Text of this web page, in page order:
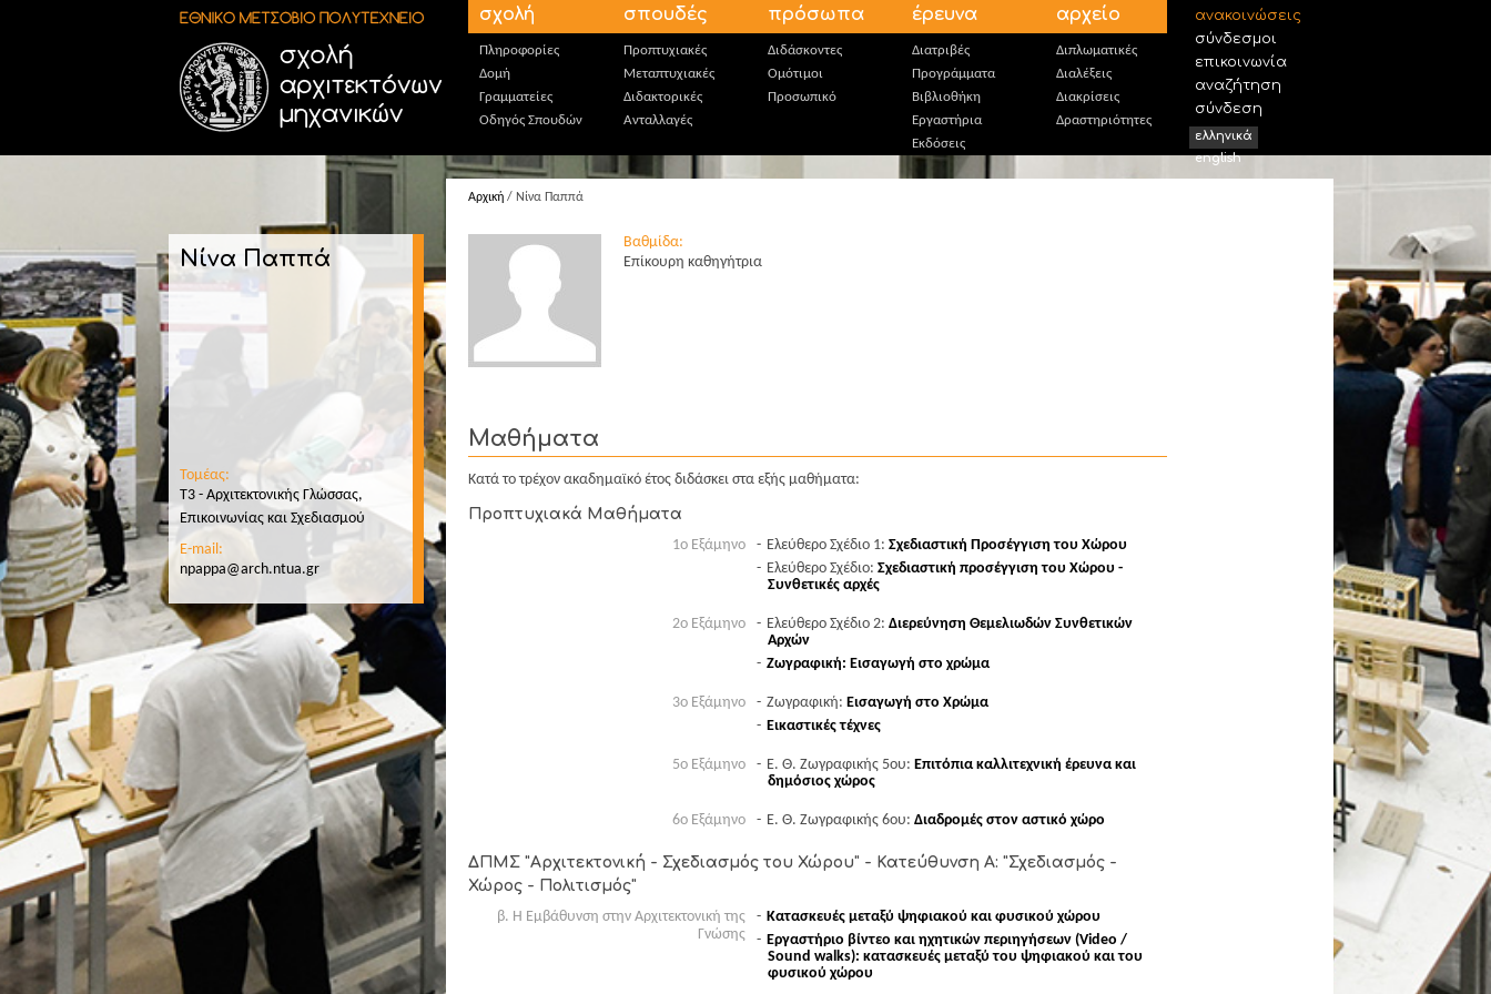
Παράκαμψη προς το κυρίως περιεχόμενο σχολή
Πληροφορίες
Δομή
Γραμματείες
Οδηγός Σπουδών
σπουδές
Προπτυχιακές
Μεταπτυχιακές
Διδακτορικές
Ανταλλαγές
πρόσωπα
Διδάσκοντες
Ομότιμοι
Προσωπικό
έρευνα
Διατριβές
Προγράμματα
Βιβλιοθήκη
Εργαστήρια
Εκδόσεις
αρχείο
Διπλωματικές
Διαλέξεις
Διακρίσεις
Δραστηριότητες
ανακοινώσεις
σύνδεσμοι
επικοινωνία
αναζήτηση
σύνδεση
ελληνικά
english
Νίνα Παππά
Τομέας:
T3 - Αρχιτεκτονικής Γλώσσας,
Επικοινωνίας και Σχεδιασμού
E-mail:
npappa@arch.ntua.gr
Αρχική / Νίνα Παππά
Βαθμίδα:
Επίκουρη καθηγήτρια
Μαθήματα
Κατά το τρέχον ακαδημαϊκό έτος διδάσκει στα εξής μαθήματα:
Προπτυχιακά Μαθήματα
1ο Εξάμηνο
Ελεύθερο Σχέδιο 1: Σχεδιαστική Προσέγγιση του Χώρου
Ελεύθερο Σχέδιο: Σχεδιαστική προσέγγιση του Χώρου -
Συνθετικές αρχές
2o Εξάμηνο Ελεύθερο Σχέδιο 2: Διερεύνηση Θεμελιωδών Συνθετικών
Αρχών
Ζωγραφική: Εισαγωγή στο χρώμα
3o Εξάμηνο Ζωγραφική: Εισαγωγή στο Χρώμα
Εικαστικές τέχνες
5ο Εξάμηνο Ε. Θ. Ζωγραφικής 5ου: Επιτόπια καλλιτεχνική έρευνα και
δημόσιος χώρος
6ο Εξάμηνο Ε. Θ. Ζωγραφικής 6ου: Διαδρομές στον αστικό χώρο
ΔΠΜΣ "Αρχιτεκτονική - Σχεδιασμός του Χώρου" - Κατεύθυνση Α: "Σχεδιασμός -
Χώρος - Πολιτισμός"
β. Η Εμβάθυνση στην Αρχιτεκτονική της
Γνώσης
Κατασκευές μεταξύ ψηφιακού και φυσικού χώρου
Εργαστήριο βίντεο και ηχητικών περιηγήσεων (Video /
Sound walks): κατασκευές μεταξύ του ψηφιακού και του
φυσικού χώρου